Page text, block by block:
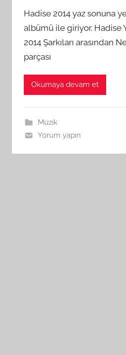
Hadise 2014 yaz sonuna
albümü ile giriyor. Hadise
2014 Şarkıları arasından
parçası
Okumaya devam et
Müzik
Yorum yapın